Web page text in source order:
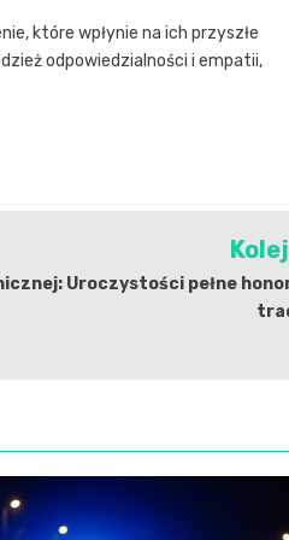
które wpłynie na ich przyszłe
odpowiedzialności i empatii,
Uroczystości pełne